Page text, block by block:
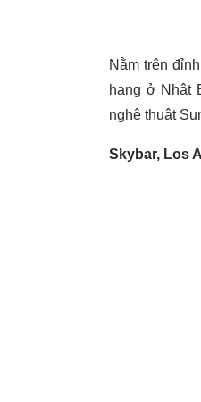
Nằm trên
hạng ở Nhật
nghệ thuật
Skybar, Los